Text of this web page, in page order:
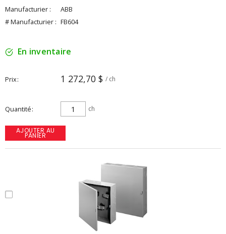
Manufacturier :
ABB
# Manufacturier : FB604
En inventaire
Prix 1 272,70 $ / ch
Quantité ch
AJOUTER AU
PANIER